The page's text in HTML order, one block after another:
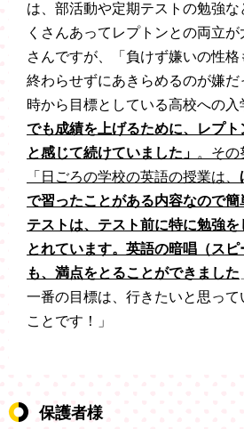
は、部活動や定期テストの勉強
くさんあってレプトンとの両立
さんですが、「負けず嫌いの性
終わらせずにあきらめるのが嫌
時から目標としている高校への入
でも成績を上げるために、レプ
と感じて続けていました」 。その
「日ごろの学校の英語の授業は、
で習ったことがある内容なので簡
テストは、テスト前に特に勉強
とれています。英語の暗唱（ス
も、満点をとることができました
一番の目標は、行きたいと思って
ことです！」
保護者様